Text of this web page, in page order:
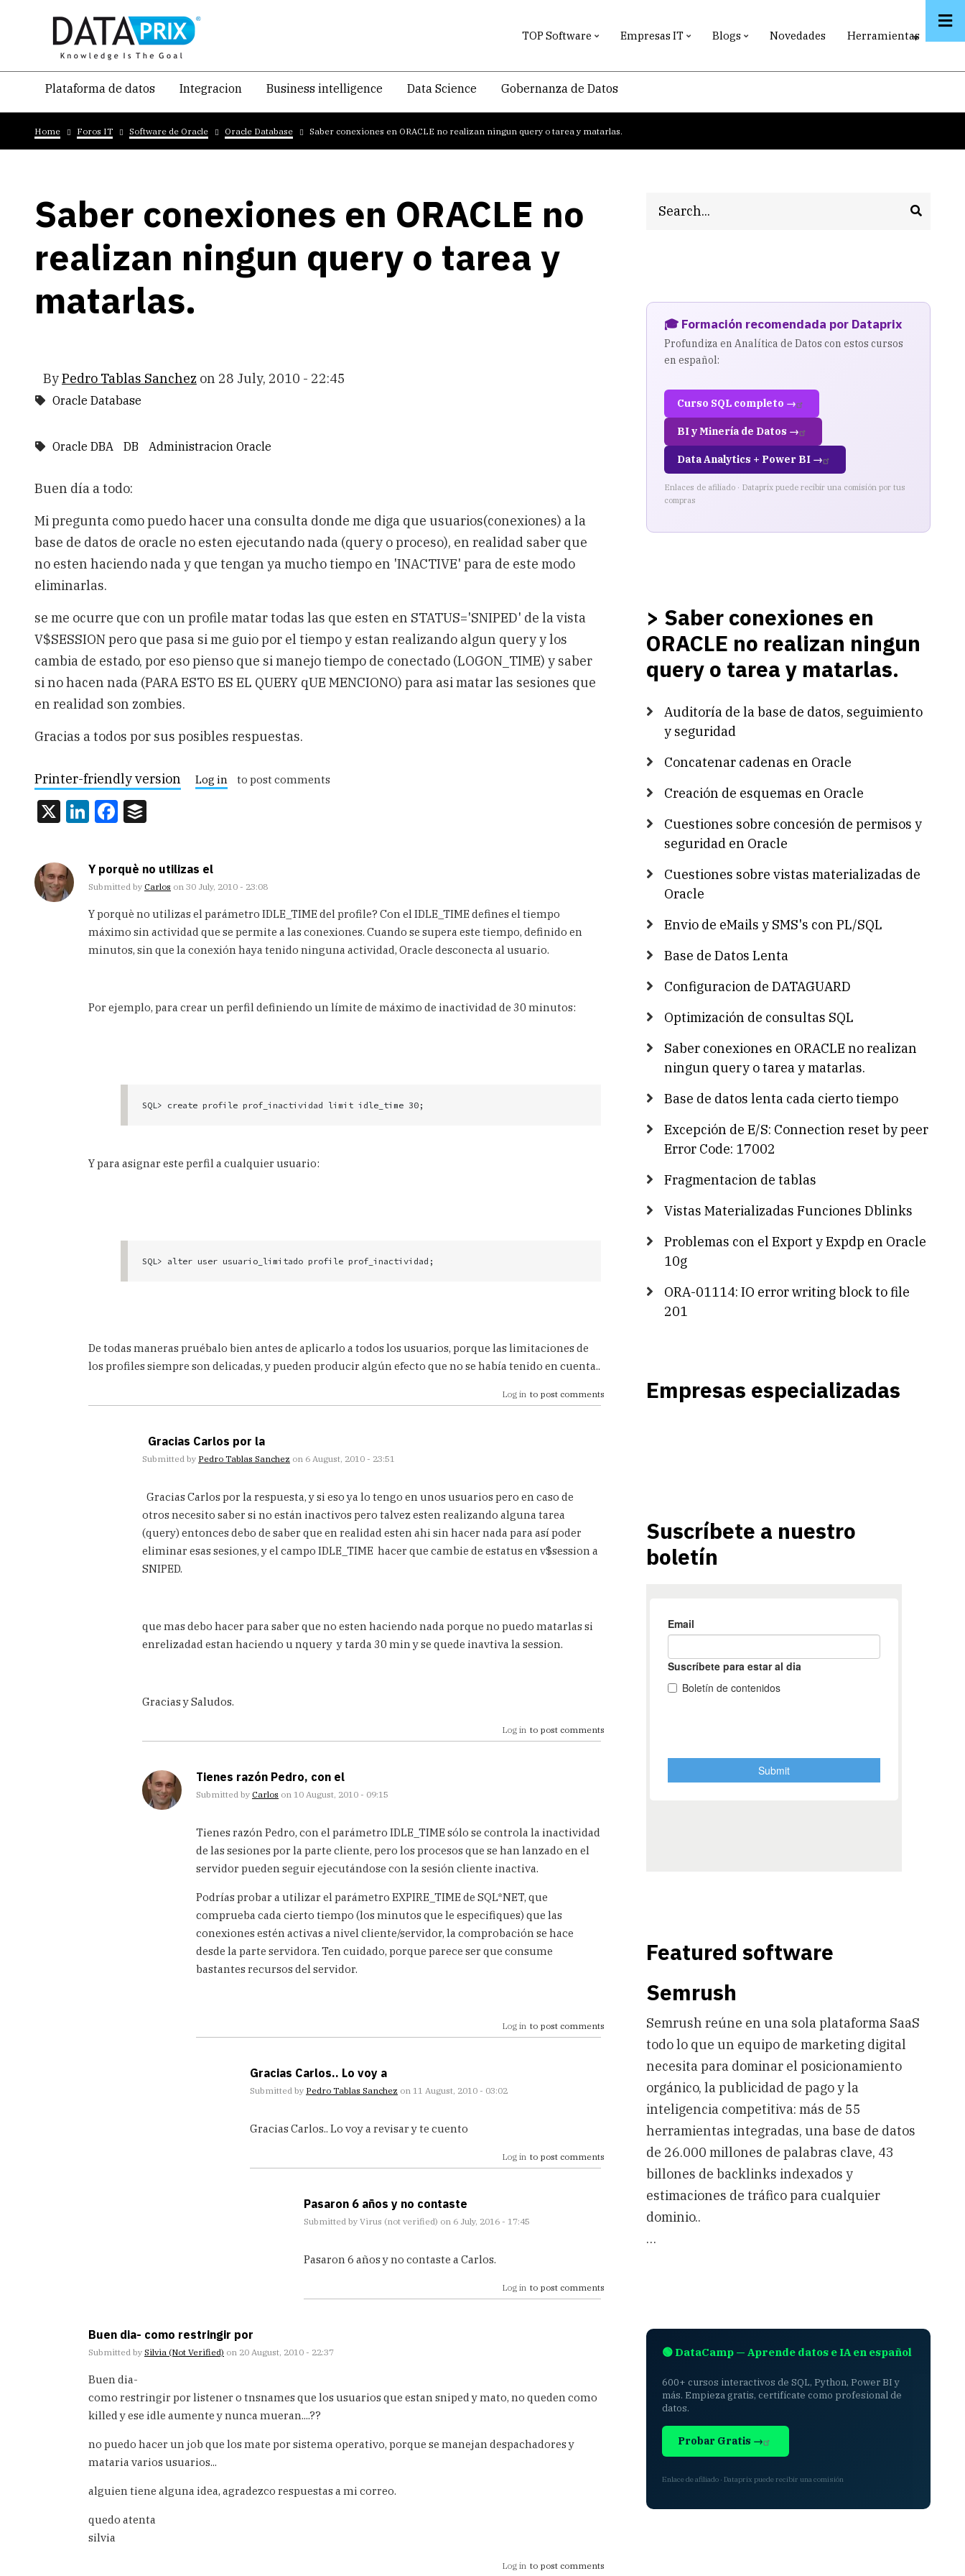
content
TOP Software Empresas IT Blogs Novedades Herramientas
Navegacion
temática
principal
Plataforma de datos Integracion Business intelligence Data Science Gobernanza de Datos
Breadcrumb
Home Foros IT Software de Oracle Oracle Database Saber conexiones en ORACLE no realizan ningun query o tarea y matarlas.
Saber conexiones en ORACLE no
realizan ningun query o tarea y
matarlas.
ByPedro Tablas Sanchez on 28 July, 2010 - 22:45
Oracle Database
Oracle DBA DB Administracion Oracle
Buen día a todo:
Mi pregunta como puedo hacer una consulta donde me diga que usuarios(conexiones) a la
base de datos de oracle no esten ejecutando nada (query o proceso), en realidad saber que
no esten haciendo nada y que tengan ya mucho tiempo en 'INACTIVE' para de este modo
eliminarlas.
se me ocurre que con un profile matar todas las que esten en STATUS='SNIPED' de la vista
V$SESSION pero que pasa si me guio por el tiempo y estan realizando algun query y los
cambia de estado, por eso pienso que si manejo tiempo de conectado (LOGON_TIME) y saber
si no hacen nada (PARA ESTO ES EL QUERY qUE MENCIONO) para asi matar las sesiones que
en realidad son zombies.
Gracias a todos por sus posibles respuestas.
Printer-friendly version Log in to post comments
X LinkedIn
Facebook
Y porquè no utilizas el
Submitted by Carlos on 30 July, 2010 - 23:08
Y porquè no utilizas el parámetro IDLE_TIME del profile? Con el IDLE_TIME defines el tiempo
máximo sin actividad que se permite a las conexiones. Cuando se supera este tiempo, definido en
minutos, sin que la conexión haya tenido ninguna actividad, Oracle desconecta al usuario.
Por ejemplo, para crear un perfil definiendo un límite de máximo de inactividad de 30 minutos:
SQL> create profile prof_inactividad limit idle_time 30;
Y para asignar este perfil a cualquier usuario:
SQL> alter user usuario_limitado profile prof_inactividad;
De todas maneras pruébalo bien antes de aplicarlo a todos los usuarios, porque las limitaciones de
los profiles siempre son delicadas, y pueden producir algún efecto que no se había tenido en cuenta..
Log in to post comments
Gracias Carlos por la
Submitted by Pedro Tablas Sanchez on 6 August, 2010 - 23:51
reply
to
Y
porquè
no
utilizas
Gracias Carlos por la respuesta, y si eso ya lo tengo en unos usuarios pero en caso de
otros necesito saber si no están inactivos pero talvez esten realizando alguna tarea
(query) entonces debo de saber que en realidad esten ahi sin hacer nada para así poder
eliminar esas sesiones, y el campo IDLE_TIME hacer que cambie de estatus en v$session a
SNIPED.
que mas debo hacer para saber que no esten haciendo nada porque no puedo matarlas si
enrelizadad estan haciendo u nquery y tarda 30 min y se quede inavtiva la session.
Gracias y Saludos.
Log in to post comments
Tienes razón Pedro, con el
Submitted by Carlos on 10 August, 2010 - 09:15
reply
to
Carlos
la
by
Pedro
Tablas
Tienes razón Pedro, con el parámetro IDLE_TIME sólo se controla la inactividad
de las sesiones por la parte cliente, pero los procesos que se han lanzado en el
servidor pueden seguir ejecutándose con la sesión cliente inactiva.
Podrías probar a utilizar el parámetro EXPIRE_TIME de SQL*NET, que
comprueba cada cierto tiempo (los minutos que le especifiques) que las
conexiones estén activas a nivel cliente/servidor, la comprobación se hace
desde la parte servidora. Ten cuidado, porque parece ser que consume
bastantes recursos del servidor.
Log in to post comments
Gracias Carlos.. Lo voy a
Submitted by Pedro Tablas Sanchez on 11 August, 2010 - 03:02
reply
Gracias Carlos.. Lo voy a revisar y te cuento
Log in to post comments
Pasaron 6 años y no contaste
Submitted by Virus (not verified) on 6 July, 2016 - 17:45
reply
Tablas
Sanchez
Pasaron 6 años y no contaste a Carlos.
Log in to post comments
Buen dia- como restringir por
Submitted by Silvia (not Verified) on 20 August, 2010 - 22:37
Buen dia-
como restringir por listener o tnsnames que los usuarios que estan sniped y mato, no queden como
killed y ese idle aumente y nunca mueran....??
no puedo hacer un job que los mate por sistema operativo, porque se manejan despachadores y
mataria varios usuarios...
alguien tiene alguna idea, agradezco respuestas a mi correo.
quedo atenta
silvia
Log in to post comments
🎓 Formación recomendada por Dataprix
Profundiza en Analítica de Datos con estos cursos
en español:
Curso SQL completo →
BI y Minería de Datos →
Data Analytics + Power BI →
Enlaces de afiliado · Dataprix puede recibir una comisión por tus
compras
> Saber conexiones en
ORACLE no realizan ningun
query o tarea y matarlas.
Auditoría de la base de datos, seguimiento
y seguridad
Concatenar cadenas en Oracle
Creación de esquemas en Oracle
Cuestiones sobre concesión de permisos y
seguridad en Oracle
Cuestiones sobre vistas materializadas de
Oracle
Envio de eMails y SMS's con PL/SQL
Base de Datos Lenta
Configuracion de DATAGUARD
Optimización de consultas SQL
Saber conexiones en ORACLE no realizan
ningun query o tarea y matarlas.
Base de datos lenta cada cierto tiempo
Excepción de E/S: Connection reset by peer
Error Code: 17002
Fragmentacion de tablas
Vistas Materializadas Funciones Dblinks
Problemas con el Export y Expdp en Oracle
10g
ORA-01114: IO error writing block to file
201
Empresas especializadas
Suscríbete a nuestro
boletín
Featured software
Semrush
Semrush reúne en una sola plataforma SaaS
todo lo que un equipo de marketing digital
necesita para dominar el posicionamiento
orgánico, la publicidad de pago y la
inteligencia competitiva: más de 55
herramientas integradas, una base de datos
de 26.000 millones de palabras clave, 43
billones de backlinks indexados y
estimaciones de tráfico para cualquier
dominio..
…
🟢 DataCamp — Aprende datos e IA en español
600+ cursos interactivos de SQL, Python, Power BI y
más. Empieza gratis, certifícate como profesional de
datos.
Probar Gratis →
Enlace de afiliado · Dataprix puede recibir una comisión